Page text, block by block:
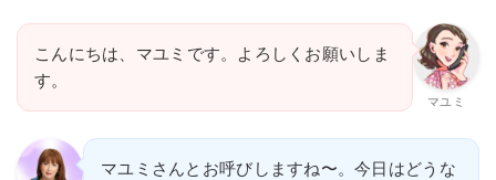
マユミ
こんにちは、マユミです。よろしくお願いしま
す。
マユミさんとお呼びしますね〜。今日はどうな